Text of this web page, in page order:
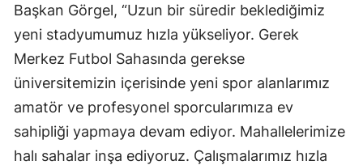
Başkan Görgel, “Uzun bir süredir beklediğimiz
yeni stadyumumuz hızla yükseliyor. Gerek
Merkez Futbol Sahasında gerekse
üniversitemizin içerisinde yeni spor alanlarımız
amatör ve profesyonel sporcularımıza ev
sahipliği yapmaya devam ediyor. Mahallelerimize
halı sahalar inşa ediyoruz. Çalışmalarımız hızla